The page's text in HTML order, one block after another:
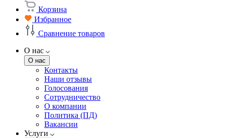
Корзина
Избранное
Сравнение товаров
О нас
О нас
Контакты
Наши отзывы
Голосования
Сотрудничество
О компании
Политика (ПД)
Вакансии
Услуги